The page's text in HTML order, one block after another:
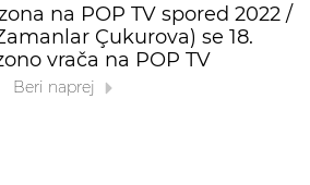
na POP TV spored 2022 /
Çukurova) se 18.
vrača na POP TV
Beri naprej